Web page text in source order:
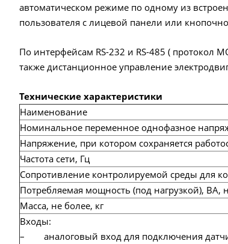
автоматическом режиме по одному из
пользователя с лицевой панели или
По интерфейсам RS-232 и RS-485 ( протокол
также дистанционное управление
Технические характеристики
Наименование
Номинальное переменное однофазное
Напряжение, при котором сохраняется
Частота сети, Гц
Сопротивление контролируемой среды для
Потребляемая мощность (под нагрузкой), ВА,
Масса, не более, кг
Входы:
– аналоговый вход для подключения